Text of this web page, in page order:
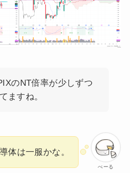
のNT倍率が少しずつ
ますね。
べーる
体は一服かな。